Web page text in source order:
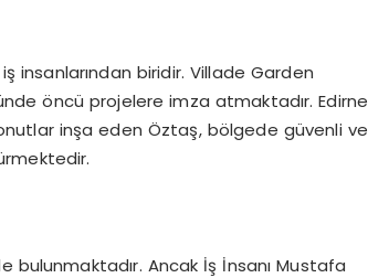
insanlarından biridir. Villade Garden
öncü projelere imza atmaktadır. Edirne
inşa eden Öztaş, bölgede güvenli ve
bulunmaktadır. Ancak İş İnsanı Mustafa